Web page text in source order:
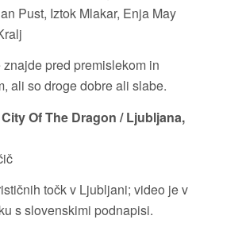
Pust, Iztok Mlakar, Enja May
pred premislekom in
ali so droge dobre ali slabe.
Of The Dragon / Ljubljana,
točk v Ljubljani; video je v
s slovenskimi podnapisi.